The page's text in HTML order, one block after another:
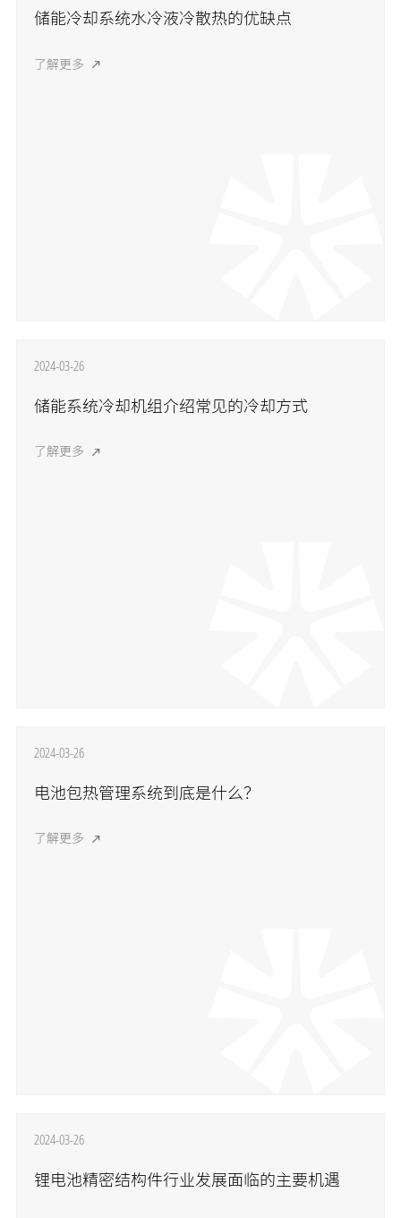
储能冷却系统水冷液冷散热的优缺点
了解更多
2024-03-26
储能系统冷却机组介绍常见的冷却方式
了解更多
2024-03-26
电池包热管理系统到底是什么？
了解更多
2024-03-26
锂电池精密结构件行业发展面临的主要机遇